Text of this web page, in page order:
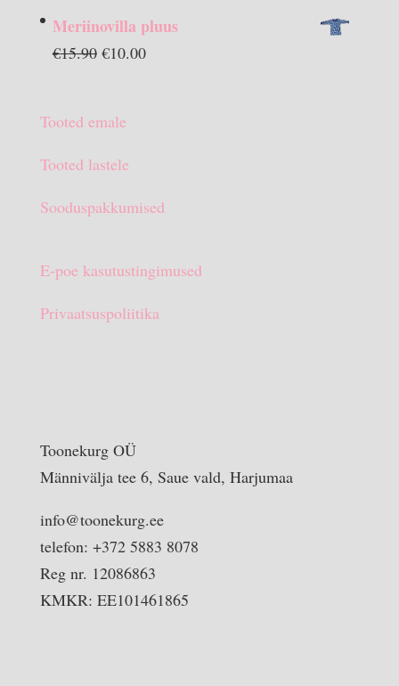
on:
Meriinovilla pluus
€15.90 Algne
€15.90.
€10.00Praegune
Tooted emale
Tooted lastele
Sooduspakkumised
E-poe kasutustingimused
Privaatsuspoliitika
Toonekurg OÜ
Männivälja tee 6, Saue vald, Harjumaa
info@toonekurg.ee
telefon: +372 5883 8078
Reg nr. 12086863
KMKR: EE101461865